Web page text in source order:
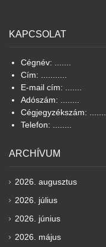
KAPCSOLAT
Cégnév: .......
Cím: ...........
E-mail cím: .......
Adószám: ........
Cégjegyzékszám: .......
Telefon: ........
ARCHÍVUM
2026. augusztus
2026. július
2026. június
2026. május